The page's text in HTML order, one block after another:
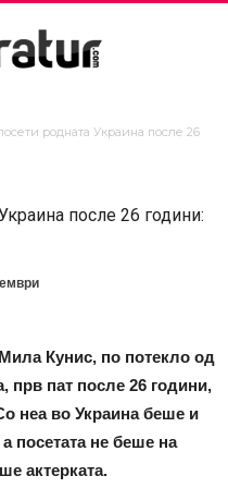
родната Украина после 26
после 26 години:
Кунис, по потекло од
прв пат после 26 години,
неа во Украина беше и
посетата не беше на
актерката.